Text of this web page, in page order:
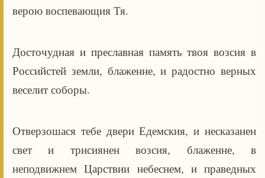
верою воспевающия Тя.
Досточудная и преславная память твоя возсия в
Российстей земли, блаженне, и радостно верных
веселит соборы.
Отверзошася тебе двери Едемския, и несказанен
свет и трисиянен возсия, блаженне, в
неподвижнем Царствии небеснем, и праведных